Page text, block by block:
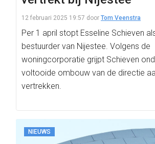
12 februari 2025 19:57 door Tom Veenstra
Per 1 april stopt Esseline Schieven
bestuurder van Nijestee. Volgens de
woningcorporatie grijpt Schieven
voltooide ombouw van de directie
vertrekken.
NIEUWS